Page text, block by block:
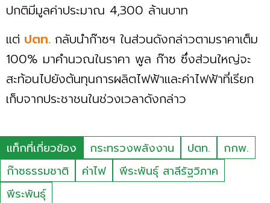
ปกติมีมูลค่าประมาณ 4,300 ล้านบาท
แต่ ปตท. กลับนำก๊าซฯ ในส่วนดังกล่าวตามราคาเต็ม
100% มาคำนวณในราคา พูล ก๊าซ ซึ่งส่วนใหญ่จะ
สะท้อนไปยังต้นทุนการผลิตไฟฟ้าและค่าไฟฟ้าที่เรียก
เก็บจากประชาชนในช่วงเวลาดังกล่าว
แท็กที่เกี่ยวข้อง กระทรวงพลังงาน ปตท.
กกพ.
ก๊าซธรรมชาติ
ค่าไฟ
พีระพันธุ์ สาลีรัฐวิภาค
พีระพันธุ์